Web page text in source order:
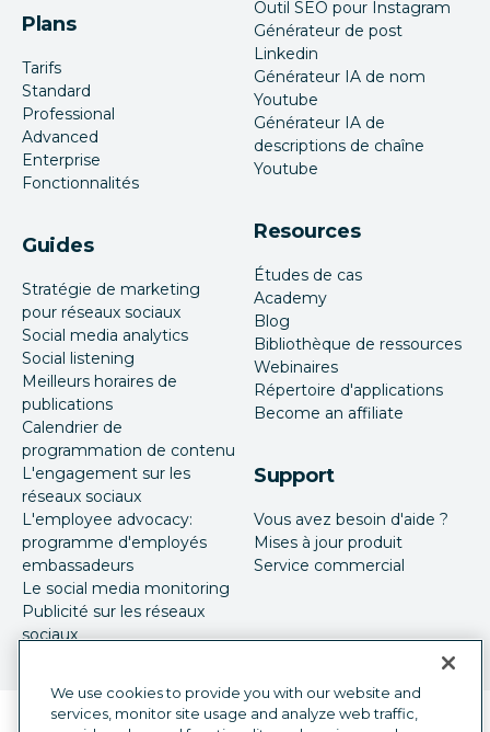
Plans
Tarifs
Standard
Professional
Advanced
Enterprise
Fonctionnalités
Guides
Stratégie de marketing
pour réseaux sociaux
Social media analytics
Social listening
Meilleurs horaires de
publications
Calendrier de
programmation de contenu
L'engagement sur les
réseaux sociaux
L'employee advocacy:
programme d'employés
embassadeurs
Le social media monitoring
Publicité sur les réseaux
sociaux
Outil SEO pour Instagram
Générateur de post
Linkedin
Générateur IA de nom
Youtube
Générateur IA de
descriptions de chaîne
Youtube
Resources
Études de cas
Academy
Blog
Bibliothèque de ressources
Webinaires
Répertoire d'applications
Become an affiliate
Support
Vous avez besoin d'aide ?
Mises à jour produit
Service commercial
We use cookies to provide you with our website and
services, monitor site usage and analyze web traffic,